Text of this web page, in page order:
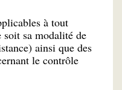
à tout
sa modalité de
ainsi que des
le contrôle